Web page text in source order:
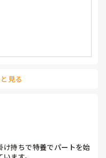
見る
持ちで特養でパートを始